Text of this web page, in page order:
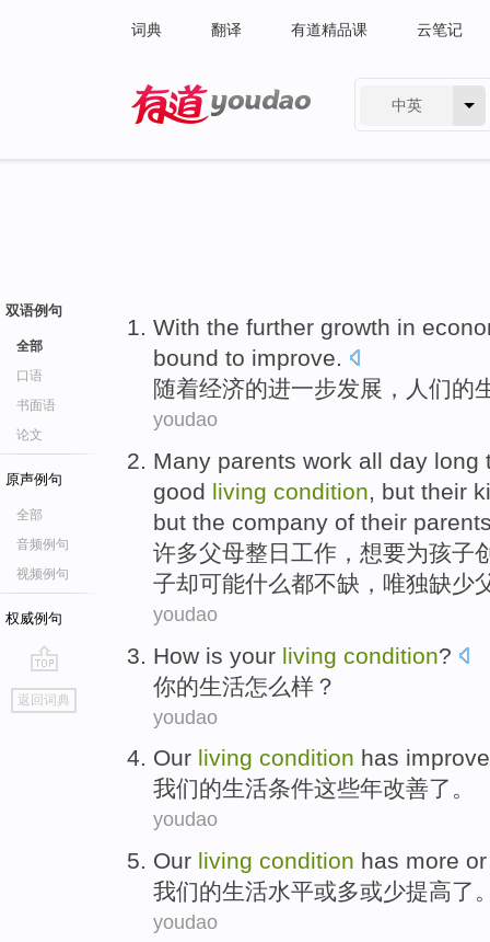
词典 翻译 有道精品课 云笔记
中英
双语例句
全部
口语
书面语
论文
原声例句
全部
音频例句
视频例句
权威例句
go
top
返回词典
With the further growth in
bound to improve.
随着经济的进一步发展 ， 人们的
youdao
Many parents work all day long
good living condition, but their
but the company of their
许多父母整日 工作 ， 想要为孩子
子却可能什么都不缺，唯独缺少
youdao
How is your living condition?
你的生活怎么样？
youdao
Our living condition has
我们的生活条件这些年改善了 。
youdao
Our living condition has more or
我们的生活水平或多或少提高了
youdao